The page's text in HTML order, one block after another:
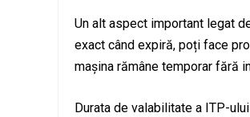
Un alt aspect important legat
exact când expiră, poți face
mașina rămâne temporar fără
Durata de valabilitate a ITP-